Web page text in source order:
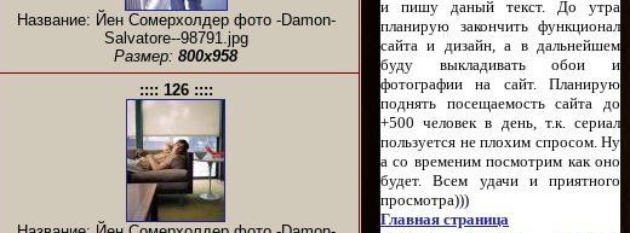
Название: Йен Сомерхолдер фото -Damon-
Salvatore--98791.jpg
Размер: 800x958
:::: 126 ::::
и пишу даный текст. До утра
планирую закончить функционал
сайта и дизайн, а в дальнейшем
буду выкладивать обои и
фотографии на сайт. Планирую
поднять посещаемость сайта до
+500 человек в день, т.к. сериал
пользуется не плохим спросом. Ну
а со временим посмотрим как оно
будет. Всем удачи и приятного
просмотра)))
Главная страница